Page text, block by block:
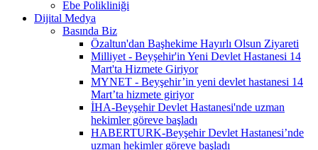
Ebe Polikliniği
Dijital Medya
Basında Biz
Özaltun'dan Başhekime Hayırlı Olsun Ziyareti
Milliyet - Beyşehir'in Yeni Devlet Hastanesi 14
Mart'ta Hizmete Giriyor
MYNET - Beyşehir’in yeni devlet hastanesi 14
Mart’ta hizmete giriyor
İHA-Beyşehir Devlet Hastanesi'nde uzman
hekimler göreve başladı
HABERTURK-Beyşehir Devlet Hastanesi’nde
uzman hekimler göreve başladı